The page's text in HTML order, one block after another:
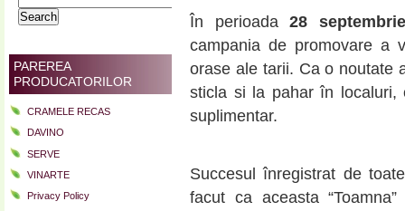
for:
PAREREA
PRODUCATORILOR
CRAMELE RECAS
DAVINO
SERVE
VINARTE
Privacy Policy
În perioada 28
campania de promovare a
orase ale tarii. Ca o noutate
sticla si la pahar în localuri,
suplimentar.
Succesul înregistrat de
facut ca aceasta